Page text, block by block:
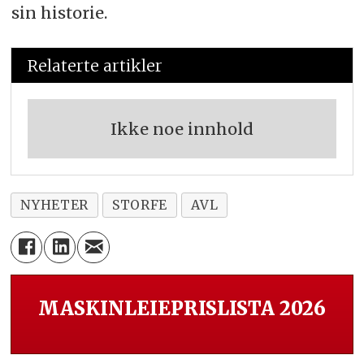
sin historie.
Relaterte artikler
Ikke noe innhold
NYHETER STORFE AVL
MASKINLEIEPRISLISTA 2026